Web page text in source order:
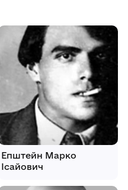
Епштейн Марко
Ісайович